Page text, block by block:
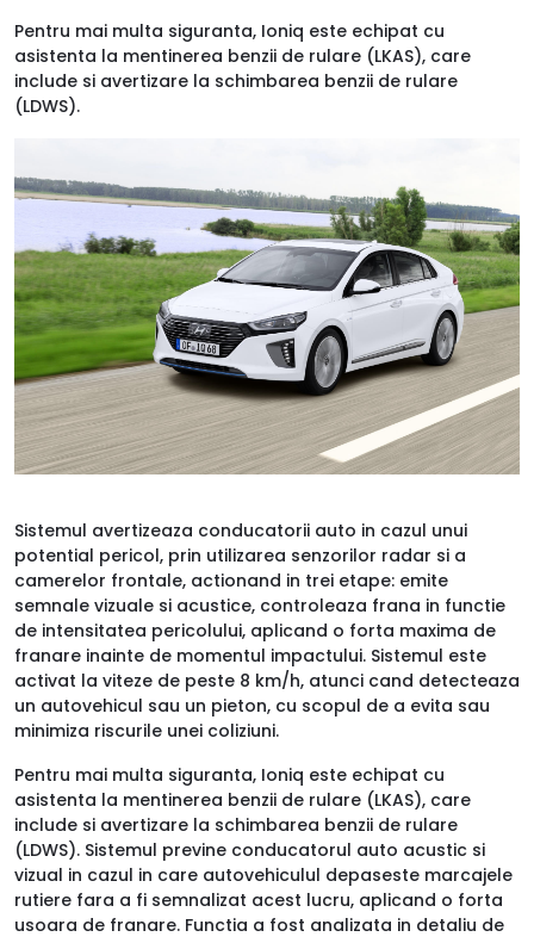
Pentru mai multa siguranta, Ioniq este echipat cu
asistenta la mentinerea benzii de rulare (LKAS), care
include si avertizare la schimbarea benzii de rulare
(LDWS).
Sistemul avertizeaza conducatorii auto in cazul unui
potential pericol, prin utilizarea senzorilor radar si a
camerelor frontale, actionand in trei etape: emite
semnale vizuale si acustice, controleaza frana in functie
de intensitatea pericolului, aplicand o forta maxima de
franare inainte de momentul impactului. Sistemul este
activat la viteze de peste 8 km/h, atunci cand detecteaza
un autovehicul sau un pieton, cu scopul de a evita sau
minimiza riscurile unei coliziuni.
Pentru mai multa siguranta, Ioniq este echipat cu
asistenta la mentinerea benzii de rulare (LKAS), care
include si avertizare la schimbarea benzii de rulare
(LDWS). Sistemul previne conducatorul auto acustic si
vizual in cazul in care autovehiculul depaseste marcajele
rutiere fara a fi semnalizat acest lucru, aplicand o forta
usoara de franare. Functia a fost analizata in detaliu de